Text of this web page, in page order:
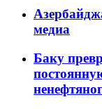
медиа
Баку